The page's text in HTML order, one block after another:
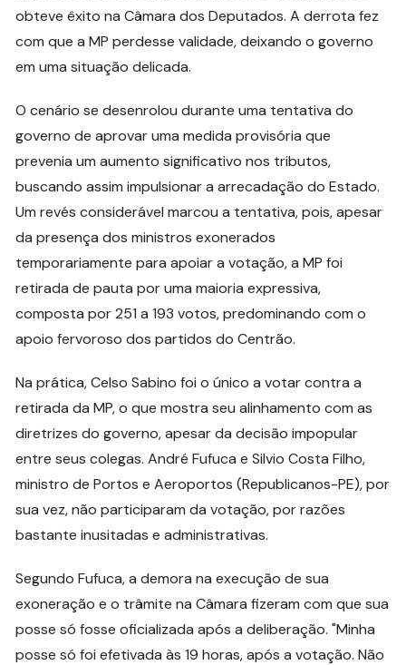
obteve êxito na Câmara dos Deputados. A derrota fez
com que a MP perdesse validade, deixando o governo
em uma situação delicada.
O cenário se desenrolou durante uma tentativa do
governo de aprovar uma medida provisória que
prevenia um aumento significativo nos tributos,
buscando assim impulsionar a arrecadação do Estado.
Um revés considerável marcou a tentativa, pois, apesar
da presença dos ministros exonerados
temporariamente para apoiar a votação, a MP foi
retirada de pauta por uma maioria expressiva,
composta por 251 a 193 votos, predominando com o
apoio fervoroso dos partidos do Centrão.
Na prática, Celso Sabino foi o único a votar contra a
retirada da MP, o que mostra seu alinhamento com as
diretrizes do governo, apesar da decisão impopular
entre seus colegas. André Fufuca e Silvio Costa Filho,
ministro de Portos e Aeroportos (Republicanos-PE), por
sua vez, não participaram da votação, por razões
bastante inusitadas e administrativas.
Segundo Fufuca, a demora na execução de sua
exoneração e o trâmite na Câmara fizeram com que sua
posse só fosse oficializada após a deliberação. "Minha
posse só foi efetivada às 19 horas, após a votação. Não